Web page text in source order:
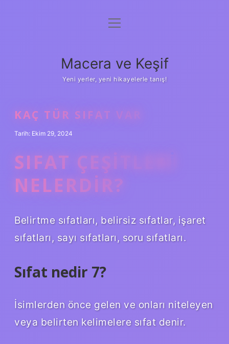
Anasayfa
Yasal Uyarı
menüyü
Macera ve Keşif
Yeni yerler, yeni hikayelerle tanış!
KAÇ TÜR SIFAT VAR
Tarih: Ekim 29, 2024
SIFAT ÇEŞITLERI
NELERDIR?
Belirtme sıfatları, belirsiz sıfatlar, işaret
sıfatları, sayı sıfatları, soru sıfatları.
Sıfat nedir 7?
İsimlerden önce gelen ve onları niteleyen
veya belirten kelimelere sıfat denir.